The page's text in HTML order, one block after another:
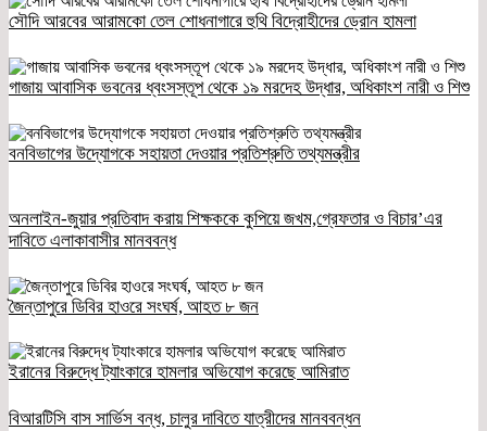
সৌদি আরবের আরামকো তেল শোধনাগারে হুথি বিদ্রোহীদের ড্রোন হামলা
গাজায় আবাসিক ভবনের ধ্বংসস্তূপ থেকে ১৯ মরদেহ উদ্ধার, অধিকাংশ নারী ও শিশু
বনবিভাগের উদ্যোগকে সহায়তা দেওয়ার প্রতিশ্রুতি তথ্যমন্ত্রীর
অনলাইন-জুয়ার প্রতিবাদ করায় শিক্ষককে কুপিয়ে জখম,গ্রেফতার ও বিচার’এর
দাবিতে এলাকাবাসীর মানববন্ধ
জৈন্তাপুরে ডিবির হাওরে সংঘর্ষ, আহত ৮ জন
ইরানের বিরুদ্ধে ট্যাংকারে হামলার অভিযোগ করেছে আমিরাত
বিআরটিসি বাস সার্ভিস বন্ধ, চালুর দাবিতে যাত্রীদের মানববন্ধন